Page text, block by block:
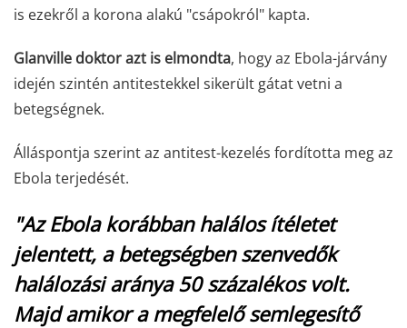
is ezekről a korona alakú "csápokról" kapta.
Glanville doktor azt is elmondta, hogyaz Ebola-járvány
idején szintén antitestekkel sikerült gátat vetni a
betegségnek.
Álláspontja szerint az antitest-kezelés fordította meg az
Ebola terjedését.
"Az Ebola korábban halálos ítéletet
jelentett, a betegségben szenvedők
halálozási aránya 50 százalékos volt.
Majd amikor a megfelelő semlegesítő